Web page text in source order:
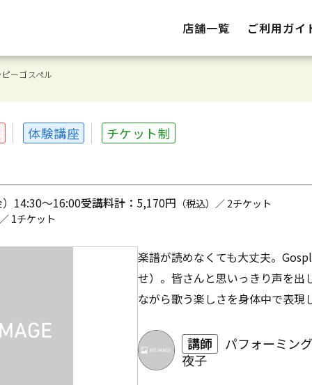
店舗一覧 ご利用ガイ
ーゴスペル
体験講座 チケット制
14:30～16:00受講料計： 5,170円 （税込）／ 2チケット
1チケット
楽譜が読めなくても大丈夫。
せ）。皆さんと思いっきり声を出
ながら歌う楽しさを身体中で表現
講師
パフォーミン
夜子